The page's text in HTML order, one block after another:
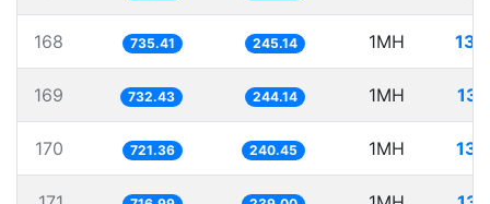
168 735.41 245.14 1MH
169 732.43 244.14 1MH
170 721.36 240.45 1MH